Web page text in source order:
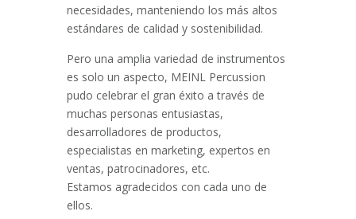
necesidades, manteniendo los más altos
estándares de calidad y sostenibilidad.
Pero una amplia variedad de instrumentos
es solo un aspecto, MEINL Percussion
pudo celebrar el gran éxito a través de
muchas personas entusiastas,
desarrolladores de productos,
especialistas en marketing, expertos en
ventas, patrocinadores, etc.
Estamos agradecidos con cada uno de
ellos.